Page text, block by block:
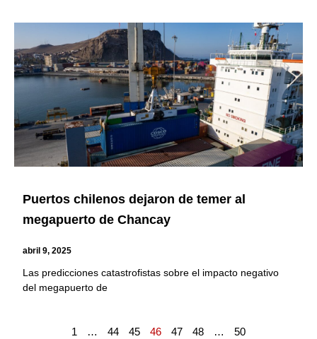
Puertos chilenos dejaron de temer al
megapuerto de Chancay
abril 9, 2025
Las predicciones catastrofistas sobre el impacto negativo
del megapuerto de
1 … 44 45 46 47 48 … 50